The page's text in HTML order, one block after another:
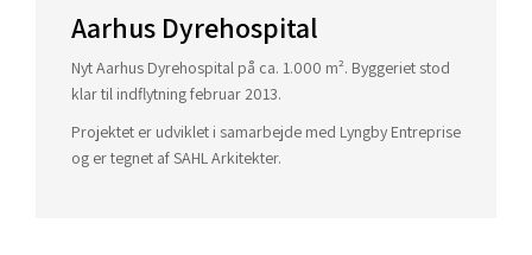
Aarhus Dyrehospital
Nyt Aarhus Dyrehospital på ca. 1.000 m². Byggeriet stod
klar til indflytning februar 2013.
Projektet er udviklet i samarbejde med Lyngby Entreprise
og er tegnet af SAHL Arkitekter.